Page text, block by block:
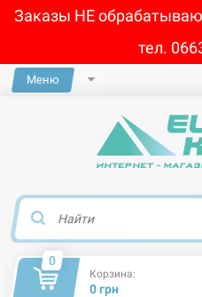
Заказы НЕ
тел.
Меню
0
Корзина:
0 грн